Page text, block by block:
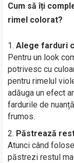
Cum să îți
rimel colorat?
Alege farduri
Pentru un look
potrivesc cu
pentru rimelul
adăuga un efect
fardurile de
frumos.
Păstrează
Atunci când
păstrezi restul